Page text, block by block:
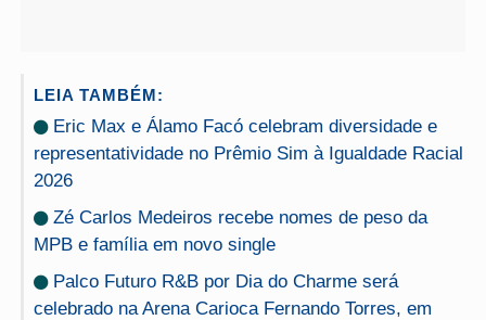
LEIA TAMBÉM:
Eric Max e Álamo Facó celebram diversidade e
representatividade no Prêmio Sim à Igualdade Racial
2026
Zé Carlos Medeiros recebe nomes de peso da
MPB e família em novo single
Palco Futuro R&B por Dia do Charme será
celebrado na Arena Carioca Fernando Torres, em